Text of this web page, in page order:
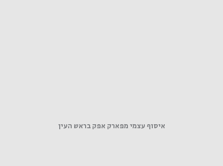
איסוף עצמי מפארק אפק בראש העין